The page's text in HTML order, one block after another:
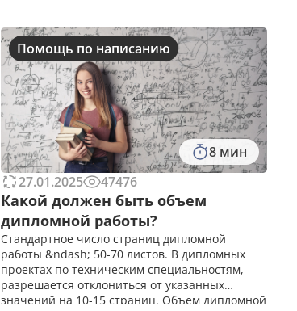
мысли. Научные статьи быв
Помощь по написанию
8 мин
27.01.2025
47476
Какой должен быть объем
дипломной работы?
Стандартное число страниц дипломной
работы &ndash; 50-70 листов. В дипломных
проектах по техническим специальностям,
разрешается отклониться от указанных
значений на 10-15 страниц. Объем дипломной